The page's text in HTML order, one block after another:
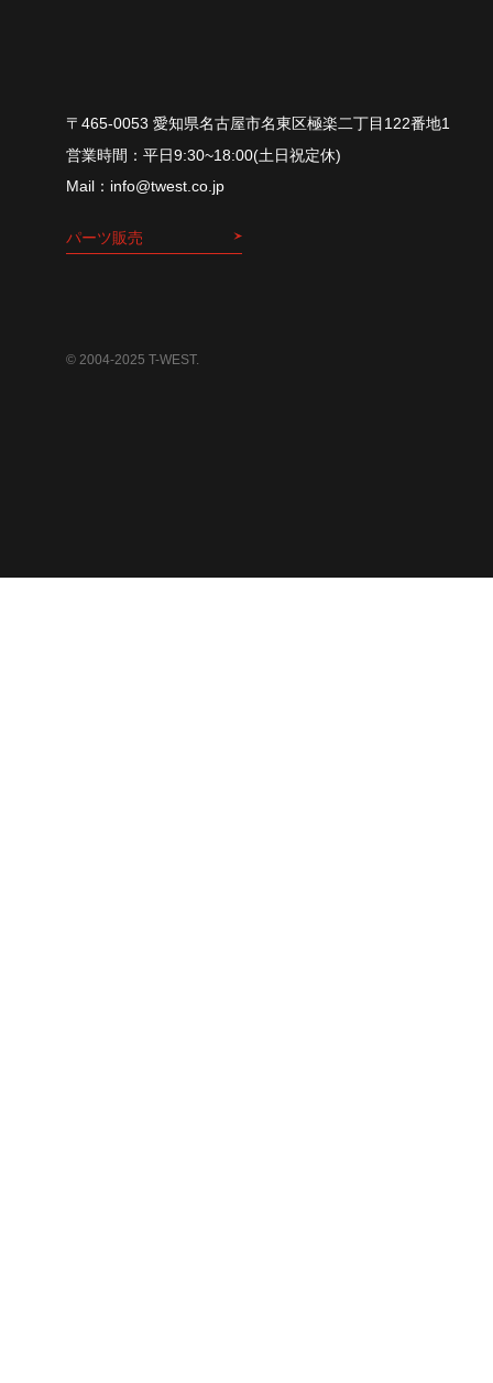
〒465-0053 愛知県名古屋市名東区極楽二丁目122番地1
平⽇9:30~18:00(⼟⽇祝定休)
info@twest.co.jp
パーツ販売
© 2004-2025 T-WEST.